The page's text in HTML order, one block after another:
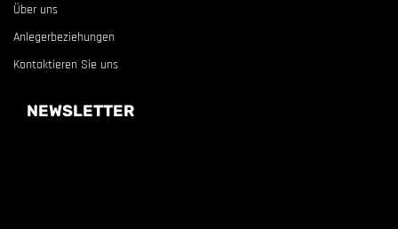
Über uns
Anlegerbeziehungen
Kontaktieren Sie uns
NEWSLETTER